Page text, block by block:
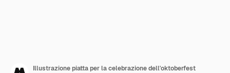
Illustrazione piatta per la celebrazione dell'oktoberfest